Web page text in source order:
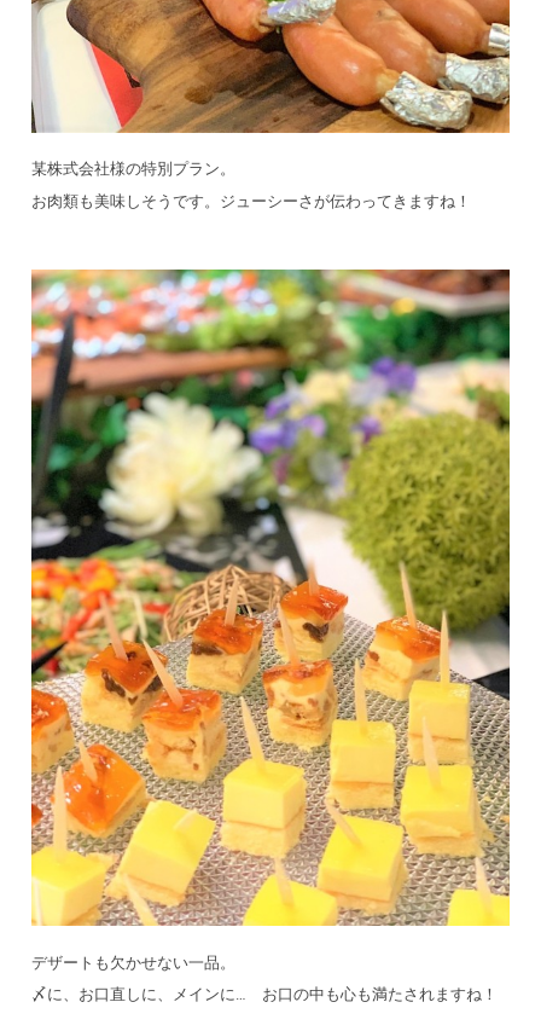
某株式会社様の特別プラン。
お肉類も美味しそうです。ジューシーさが伝わってきますね！
デザートも欠かせない一品。
〆に、お口直しに、メインに… お口の中も心も満たされますね！